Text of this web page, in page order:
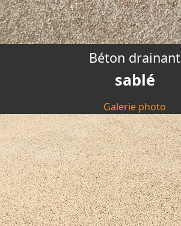
Béton drainant
sablé
Galerie photo